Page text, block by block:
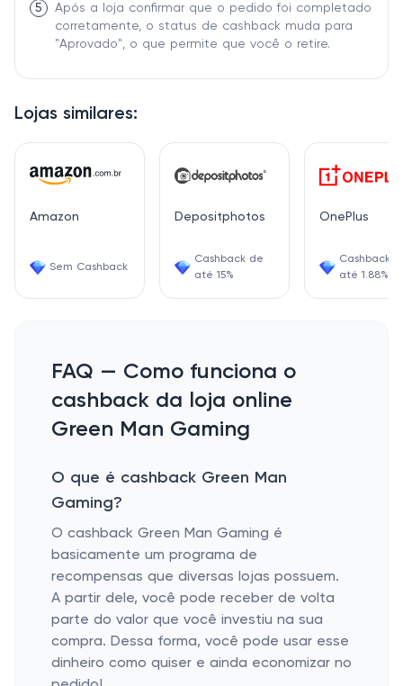
Lojas similares:
Amazon
Sem Cashback
Depositphotos
Cashback de
até 15%
OnePlus
Cashback
até 1.88%
5
Após a loja confirmar que o pedido foi completado
corretamente, o status de cashback muda para
"Aprovado", o que permite que você o retire.
FAQ — Como funciona o
cashback da loja online
Green Man Gaming
O que é cashback Green Man
Gaming?
O cashback Green Man Gaming é
basicamente um programa de
recompensas que diversas lojas possuem.
A partir dele, você pode receber de volta
parte do valor que você investiu na sua
compra. Dessa forma, você pode usar esse
dinheiro como quiser e ainda economizar no